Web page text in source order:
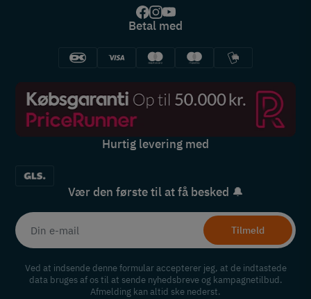
Betal med
Hurtig levering med
Vær den første til at få besked 🔔
Tilmeld
Ved at indsende denne formular accepterer jeg, at de indtastede
data bruges af os til at sende nyhedsbreve og kampagnetilbud.
Afmelding kan altid ske nederst.